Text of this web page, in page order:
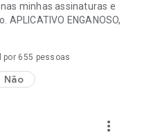
privacy.html
terms.html
minhas assinaturas e
ENGANOSO,
por 655 pessoas
Não
more_vert